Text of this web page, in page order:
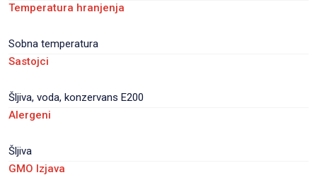
Temperatura hranjenja
Sobna temperatura
Sastojci
Šljiva, voda, konzervans E200
Alergeni
Šljiva
GMO Izjava